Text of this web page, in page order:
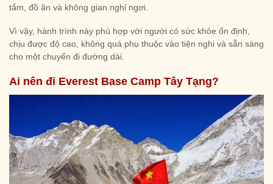
tắm, đồ ăn và không gian nghỉ ngơi.
Vì vậy, hành trình này phù hợp với người có sức khỏe ổn định,
chịu được độ cao, không quá phụ thuộc vào tiện nghi và sẵn sàng
cho một chuyến đi đường dài.
Ai nên đi Everest Base Camp Tây Tạng?